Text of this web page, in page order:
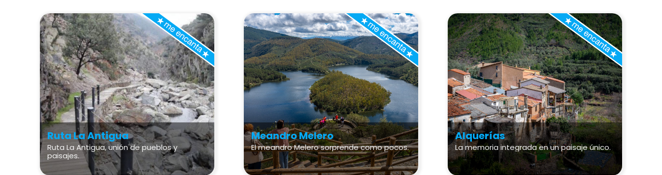
Ruta La Antigua
Ruta La Antigua, unión de pueblos y
paisajes.
Meandro Melero
El meandro Melero sorprende como pocos.
Alquerías
La memoria integrada en un paisaje único.